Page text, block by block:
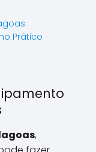
Prático
,